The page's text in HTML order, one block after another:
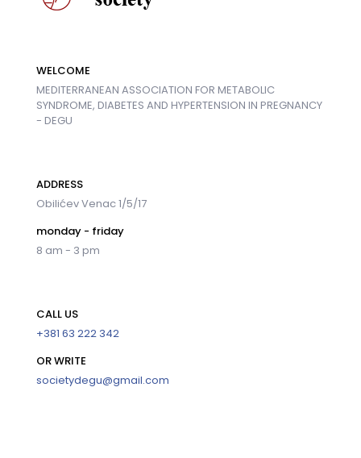
WELCOME
MEDITERRANEAN ASSOCIATION FOR METABOLIC
SYNDROME, DIABETES AND HYPERTENSION IN PREGNANCY
- DEGU
ADDRESS
Obilićev Venac 1/5/17
monday - friday
8 am - 3 pm
CALL US
+381 63 222 342
OR WRITE
societydegu@gmail.com